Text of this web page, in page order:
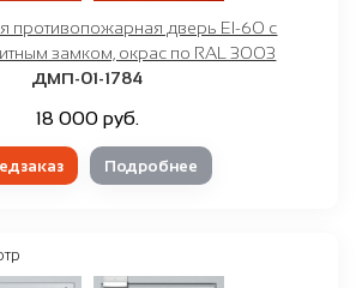
противопожарная дверь EI-60 с
замком, окрас по RAL 3003
ДМП-01-1784
18 000 руб.
Подробнее